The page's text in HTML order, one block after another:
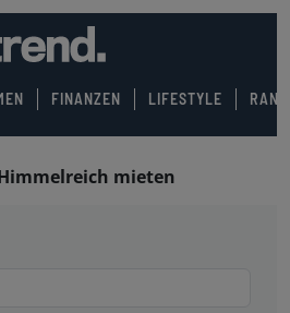
FINANZEN LIFESTYLE
mieten